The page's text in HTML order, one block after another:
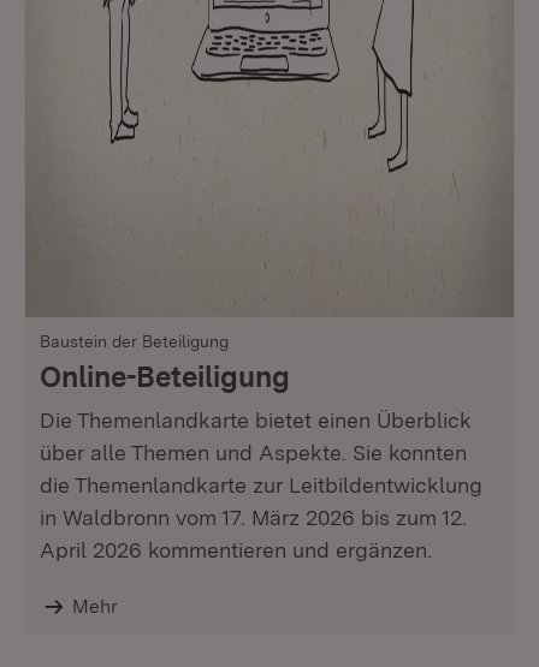
Baustein der Beteiligung
Online-Beteiligung
Die Themenlandkarte bietet einen Überblick
über alle Themen und Aspekte. Sie konnten
die Themenlandkarte zur Leitbildentwicklung
in Waldbronn vom 17. März 2026 bis zum 12.
April 2026 kommentieren und ergänzen.
Mehr